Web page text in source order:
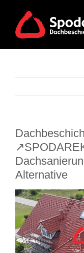
content
Alternative